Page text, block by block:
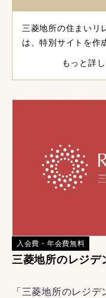
三菱地所の住まいリ
は、特別サイトを作
もっと詳
入会費・年会費無料
三菱地所のレジデ
「三菱地所のレジ